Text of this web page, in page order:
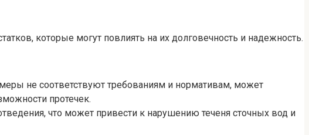
которые могут повлиять на их долговечность и надежность.
не соответствуют требованиям и нормативам, может
протечек.
что может привести к нарушению теченя сточных вод и